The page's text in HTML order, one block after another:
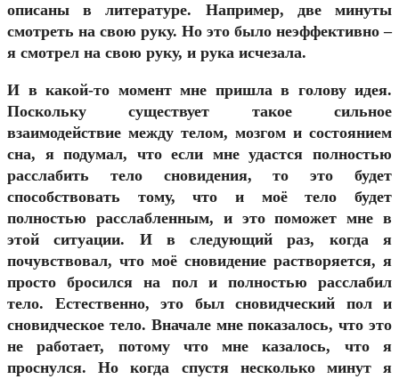
описаны в литературе. Например, две минуты
смотреть на свою руку. Но это было неэффективно –
я смотрел на свою руку, и рука исчезала.
И в какой-то момент мне пришла в голову идея.
Поскольку существует такое сильное
взаимодействие между телом, мозгом и состоянием
сна, я подумал, что если мне удастся полностью
расслабить тело сновидения, то это будет
способствовать тому, что и моё тело будет
полностью расслабленным, и это поможет мне в
этой ситуации. И в следующий раз, когда я
почувствовал, что моё сновидение растворяется, я
просто бросился на пол и полностью расслабил
тело. Естественно, это был сновидческий пол и
сновидческое тело. Вначале мне показалось, что это
не работает, потому что мне казалось, что я
проснулся. Но когда спустя несколько минут я